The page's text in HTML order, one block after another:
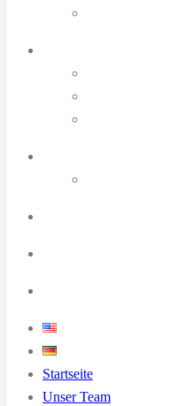
Startseite
Unser Team